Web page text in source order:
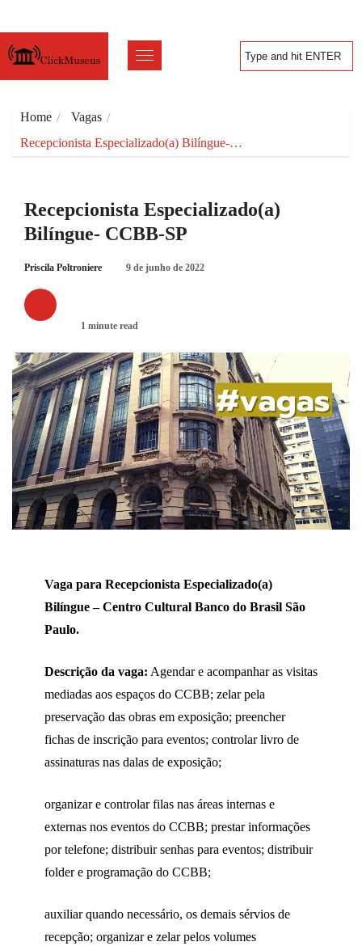
Home
Vagas
Recepcionista Especializado(a) Bilíngue-…
Recepcionista Especializado(a)
Bilíngue- CCBB-SP
Priscila Poltroniere 9 de junho de 2022
1 minute read
Vaga para Recepcionista Especializado(a)
Bilíngue – Centro Cultural Banco do Brasil São
Paulo.
Descrição da vaga: Agendar e acompanhar as visitas
mediadas aos espaços do CCBB; zelar pela
preservação das obras em exposição; preencher
fichas de inscrição para eventos; controlar livro de
assinaturas nas dalas de exposição;
organizar e controlar filas nas áreas internas e
externas nos eventos do CCBB; prestar informações
por telefone; distribuir senhas para eventos; distribuir
folder e programação do CCBB;
auxiliar quando necessário, os demais sérvios de
recepção; organizar e zelar pelos volumes